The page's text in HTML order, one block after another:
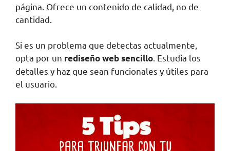
página. Ofrece un contenido de calidad, no de
cantidad.
Si es un problema que detectas actualmente,
opta por un rediseño web sencillo. Estudia los
detalles y haz que sean funcionales y útiles para
el usuario.